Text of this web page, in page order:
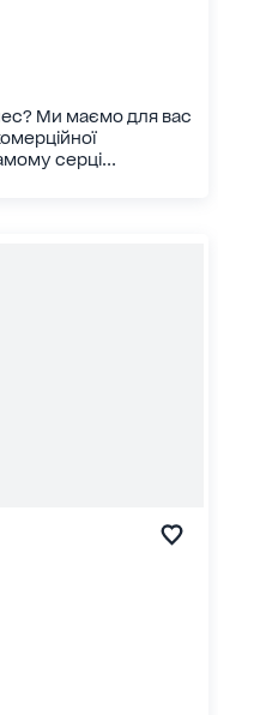
Ми маємо для вас
серці...